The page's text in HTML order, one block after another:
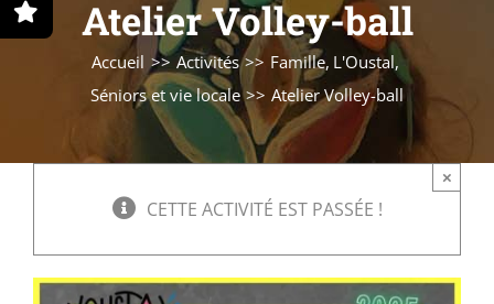
Projets solidaires
L’accueil
Atelier Volley-ball
Accueil Activités Famille L'Oustal
Séniors et vie locale
Atelier Volley-ball
CETTE ACTIVITÉ EST PASSÉE !
×